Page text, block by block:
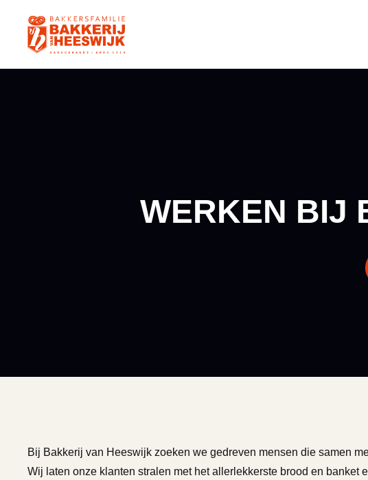
WERKEN BIJ
Bij Bakkerij van Heeswijk zoeken we gedreven mensen die samen
Wij laten onze klanten stralen met het allerlekkerste brood en banket